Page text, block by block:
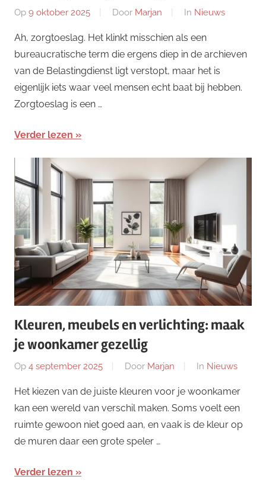
Op 9 oktober 2025 Door Marjan In Nieuws
Ah, zorgtoeslag. Het klinkt misschien als een
bureaucratische term die ergens diep in de archieven
van de Belastingdienst ligt verstopt, maar het is
eigenlijk iets waar veel mensen echt baat bij hebben.
Zorgtoeslag is een …
Verder lezen
Kleuren, meubels en verlichting: maak
je woonkamer gezellig
Op 4 september 2025 Door Marjan In Nieuws
Het kiezen van de juiste kleuren voor je woonkamer
kan een wereld van verschil maken. Soms voelt een
ruimte gewoon niet goed aan, en vaak is de kleur op
de muren daar een grote speler …
Verder lezen